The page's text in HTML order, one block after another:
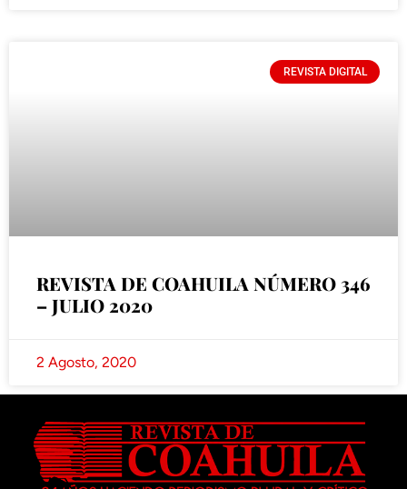
REVISTA DIGITAL
REVISTA DE COAHUILA NÚMERO 346
– JULIO 2020
2 Agosto, 2020